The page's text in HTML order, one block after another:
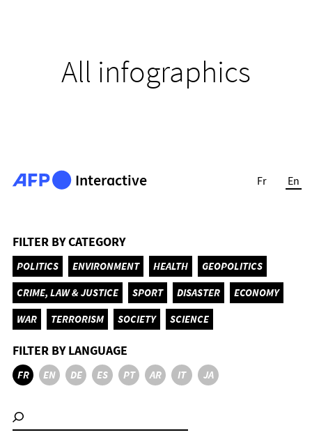
All infographics
Interactive Fr En
FILTER BY CATEGORY
POLITICS ENVIRONMENT HEALTH
GEOPOLITICS
CRIME, LAW & JUSTICE
SPORT DISASTER
ECONOMY
WAR
TERRORISM SOCIETY SCIENCE
FILTER BY LANGUAGE
FR EN DE ES PT AR IT JA